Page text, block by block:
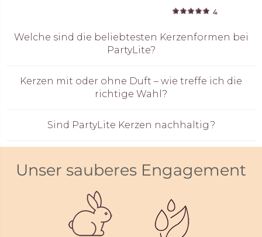
4
Welche sind die beliebtesten Kerzenformen bei
PartyLite?
Kerzen mit oder ohne Duft – wie treffe ich die
richtige Wahl?
Sind PartyLite Kerzen nachhaltig?
Unser sauberes Engagement